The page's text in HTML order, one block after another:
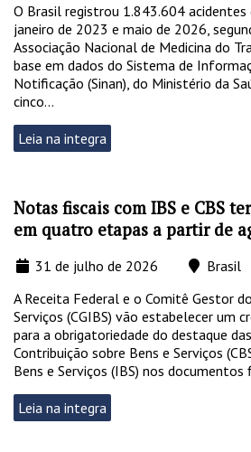
O Brasil registrou 1.843.604
janeiro de 2023 e maio de 2026,
Associação Nacional de Medicina do
base em dados do Sistema de
Notificação (Sinan), do Ministério da
cinco...
Leia na integra
Notas fiscais com IBS e CBS
em quatro etapas a partir de
31 de julho de 2026 Brasil
A Receita Federal e o Comitê Gestor
Serviços (CGIBS) vão estabelecer um
para a obrigatoriedade do destaque
Contribuição sobre Bens e Serviços
Bens e Serviços (IBS) nos documentos
Leia na integra